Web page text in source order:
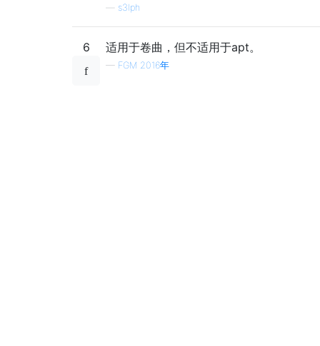
s3lph
6 适用于卷曲，但不适用于apt。
— FGM 2016年